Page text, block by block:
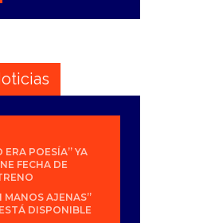
ERA POESÍA” YA
FECHA DE
MANOS AJENAS”
DISPONIBLE